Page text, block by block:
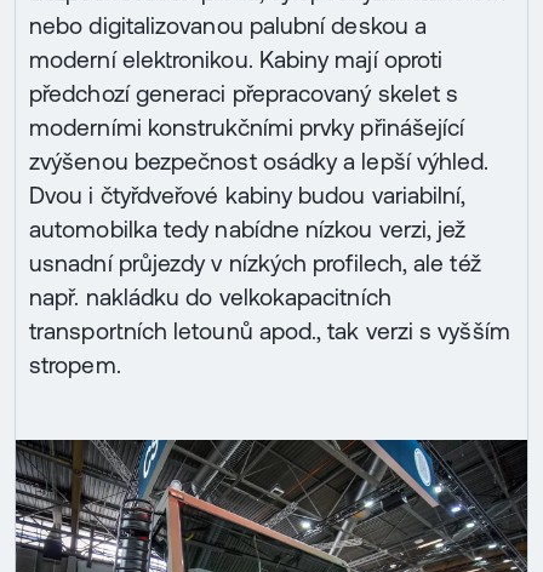
nebo digitalizovanou palubní deskou a
moderní elektronikou. Kabiny mají oproti
předchozí generaci přepracovaný skelet s
moderními konstrukčními prvky přinášející
zvýšenou bezpečnost osádky a lepší výhled.
Dvou i čtyřdveřové kabiny budou variabilní,
automobilka tedy nabídne nízkou verzi, jež
usnadní průjezdy v nízkých profilech, ale též
např. nakládku do velkokapacitních
transportních letounů apod., tak verzi s vyšším
stropem.